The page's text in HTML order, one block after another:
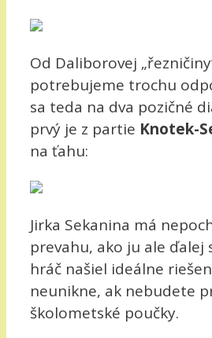
Od Daliborovej
potrebujeme trochu
sa teda na dva pozičné
prvý je z partie Knotek-
na ťahu:
Jirka Sekanina má
prevahu, ako ju ale ďalej
hráč našiel ideálne
neunikne, ak nebudete
školometské poučky.